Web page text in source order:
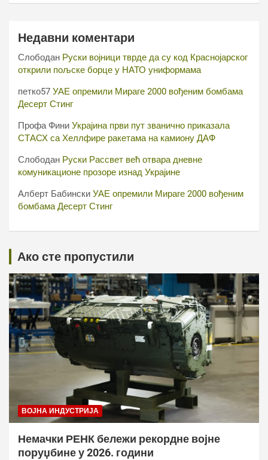
Недавни коментари
Слободан Руски војници тврде да су код Краснојарског
открили пољске борце у НАТО униформама
петко57 УАЕ опремили Мираге 2000 вођеним бомбама
Десерт Стинг
Профа Фини Украјина први пут званично приказала
СТАСХ са Хеллфире ракетама на камиону ДАФ
Слободан Руски Рассвет већ отвара дневне
комуникационе прозоре изнад Украјине
Алберт Бабински УАЕ опремили Мираге 2000 вођеним
бомбама Десерт Стинг
Ако сте пропустили
ВОЈНА ИНДУСТРИЈА
Немачки РЕНК бележи рекордне војне
поруџбине у 2026. години